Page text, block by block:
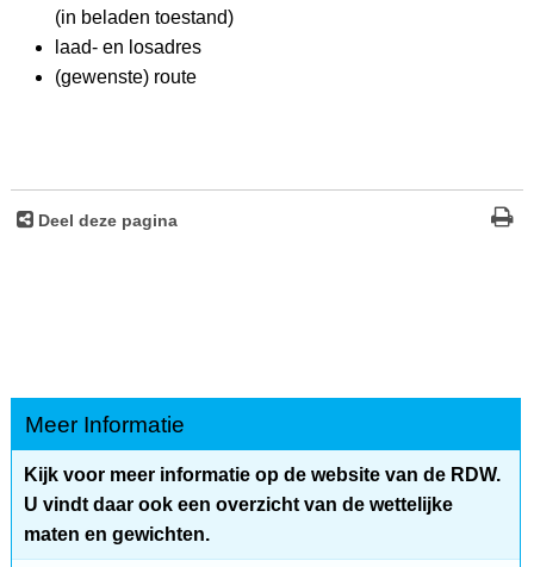
(in beladen toestand)
laad- en losadres
(gewenste) route
Deel deze pagina
Meer Informatie
Kijk voor meer informatie op de website van de RDW.
U vindt daar ook een overzicht van de wettelijke
maten en gewichten.